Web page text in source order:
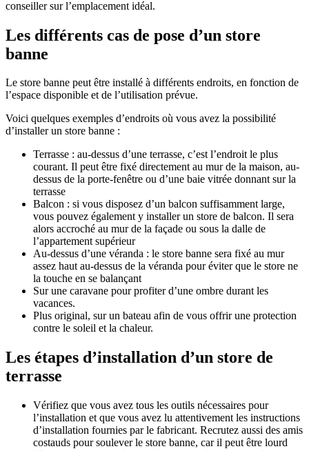
conseiller sur l’emplacement idéal.
Les différents cas de pose d’un store
banne
Le store banne peut être installé à différents endroits, en fonction de
l’espace disponible et de l’utilisation prévue.
Voici quelques exemples d’endroits où vous avez la possibilité
d’installer un store banne :
Terrasse : au-dessus d’une terrasse, c’est l’endroit le plus
courant. Il peut être fixé directement au mur de la maison, au-
dessus de la porte-fenêtre ou d’une baie vitrée donnant sur la
terrasse
Balcon : si vous disposez d’un balcon suffisamment large,
vous pouvez également y installer un store de balcon. Il sera
alors accroché au mur de la façade ou sous la dalle de
l’appartement supérieur
Au-dessus d’une véranda : le store banne sera fixé au mur
assez haut au-dessus de la véranda pour éviter que le store ne
la touche en se balançant
Sur une caravane pour profiter d’une ombre durant les
vacances.
Plus original, sur un bateau afin de vous offrir une protection
contre le soleil et la chaleur.
Les étapes d’installation d’un store de
terrasse
Vérifiez que vous avez tous les outils nécessaires pour
l’installation et que vous avez lu attentivement les instructions
d’installation fournies par le fabricant. Recrutez aussi des amis
costauds pour soulever le store banne, car il peut être lourd